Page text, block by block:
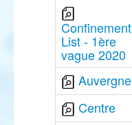
Confinement
List - 1ère
vague 2020
Auvergne
Centre